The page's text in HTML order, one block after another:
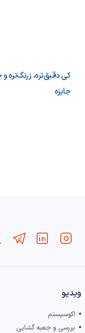
کی دقیق‌تره، زرنگ‌تره
جایزه
ویدیو
اکوسیستم
بررسی و جعبه گشایی